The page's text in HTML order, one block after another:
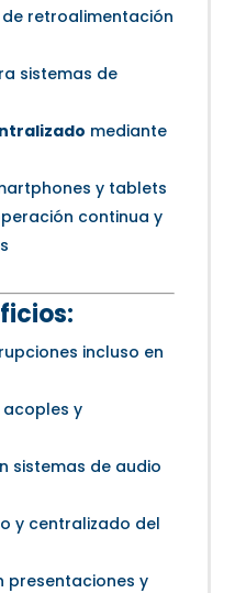
retroalimentación
sistemas de
mediante
y tablets
continua y
incluso en
y
sistemas de audio
y centralizado del
presentaciones y